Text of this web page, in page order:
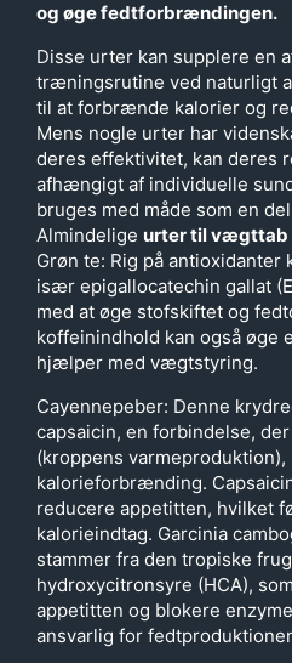
og øge fedtforbrændingen.
Disse urter kan supplere en
træningsrutine ved naturligt
til at forbrænde kalorier og
Mens nogle urter har
deres effektivitet, kan deres
afhængigt af individuelle
bruges med måde som en
Almindelige urter til vægttab
Grøn te: Rig på antioxidanter
især epigallocatechin gallat
med at øge stofskiftet og
koffeinindhold kan også øge
hjælper med vægtstyring.
Cayennepeber: Denne
capsaicin, en forbindelse,
(kroppens
kalorieforbrænding.
reducere appetitten, hvilket
kalorieindtag. Garcinia
stammer fra den tropiske
hydroxycitronsyre (HCA),
appetitten og blokere
ansvarlig for